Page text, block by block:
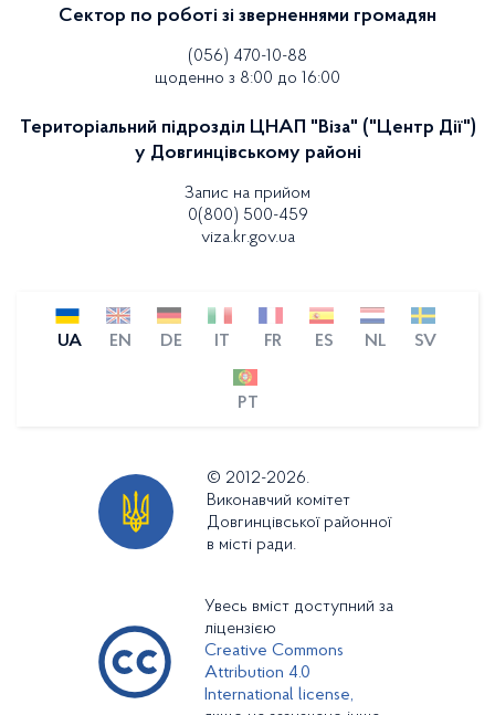
Сектор по роботі зі зверненнями громадян
(056) 470-10-88
щоденно з 8:00 до 16:00
Територіальний підрозділ ЦНАП "Віза" ("Центр Дії")
у Довгинцівському районі
Запис на прийом
0(800) 500-459
viza.kr.gov.ua
UA EN DE IT FR ES NL SV
PT
© 2012-2026.
Виконавчий комітет
Довгинцівської районної
в місті ради.
Увесь вміст доступний за
ліцензією
Creative Commons
Attribution 4.0
International license,